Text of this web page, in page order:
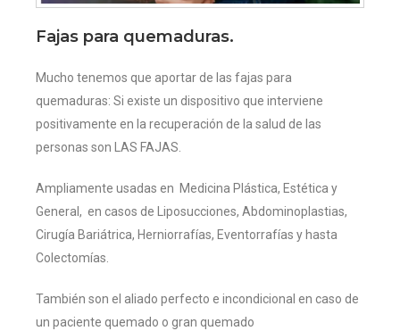
Fajas para quemaduras.
Mucho tenemos que aportar de las fajas para
quemaduras: Si existe un dispositivo que interviene
positivamente en la recuperación de la salud de las
personas son LAS FAJAS.
Ampliamente usadas en Medicina Plástica, Estética y
General, en casos de Liposucciones, Abdominoplastias,
Cirugía Bariátrica, Herniorrafías, Eventorrafías y hasta
Colectomías.
También son el aliado perfecto e incondicional en caso de
un paciente quemado o gran quemado